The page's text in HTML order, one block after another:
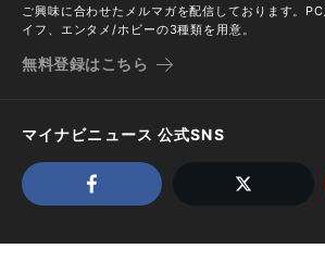
ご興味に合わせたメルマガを配信しております。
イフ、エンタメ/ホビーの3種類を用意。
無料登録はこちら
マイナビニュース 公式SNS